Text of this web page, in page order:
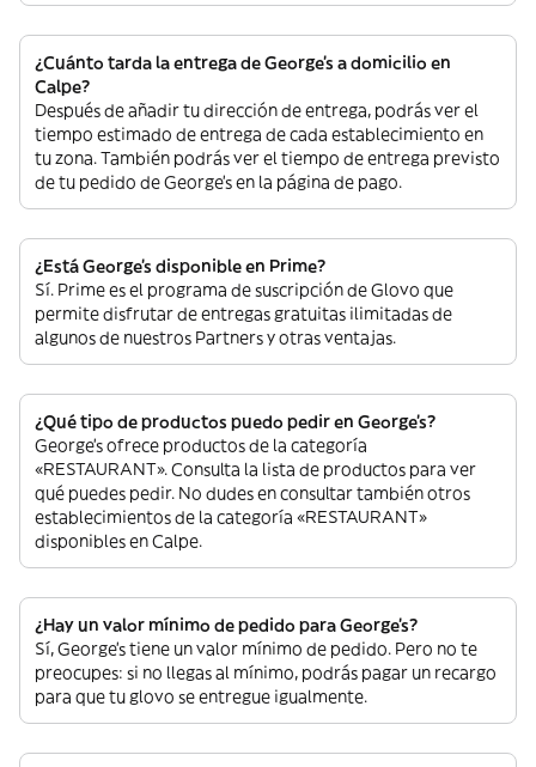
¿Cuánto tarda la entrega de George's a domicilio en
Calpe?
Después de añadir tu dirección de entrega, podrás ver el
tiempo estimado de entrega de cada establecimiento en
tu zona. También podrás ver el tiempo de entrega previsto
de tu pedido de George's en la página de pago.
¿Está George's disponible en Prime?
Sí. Prime es el programa de suscripción de Glovo que
permite disfrutar de entregas gratuitas ilimitadas de
algunos de nuestros Partners y otras ventajas.
¿Qué tipo de productos puedo pedir en George's?
George's ofrece productos de la categoría
«RESTAURANT». Consulta la lista de productos para ver
qué puedes pedir. No dudes en consultar también otros
establecimientos de la categoría «RESTAURANT»
disponibles en Calpe.
¿Hay un valor mínimo de pedido para George's?
Sí, George's tiene un valor mínimo de pedido. Pero no te
preocupes: si no llegas al mínimo, podrás pagar un recargo
para que tu glovo se entregue igualmente.